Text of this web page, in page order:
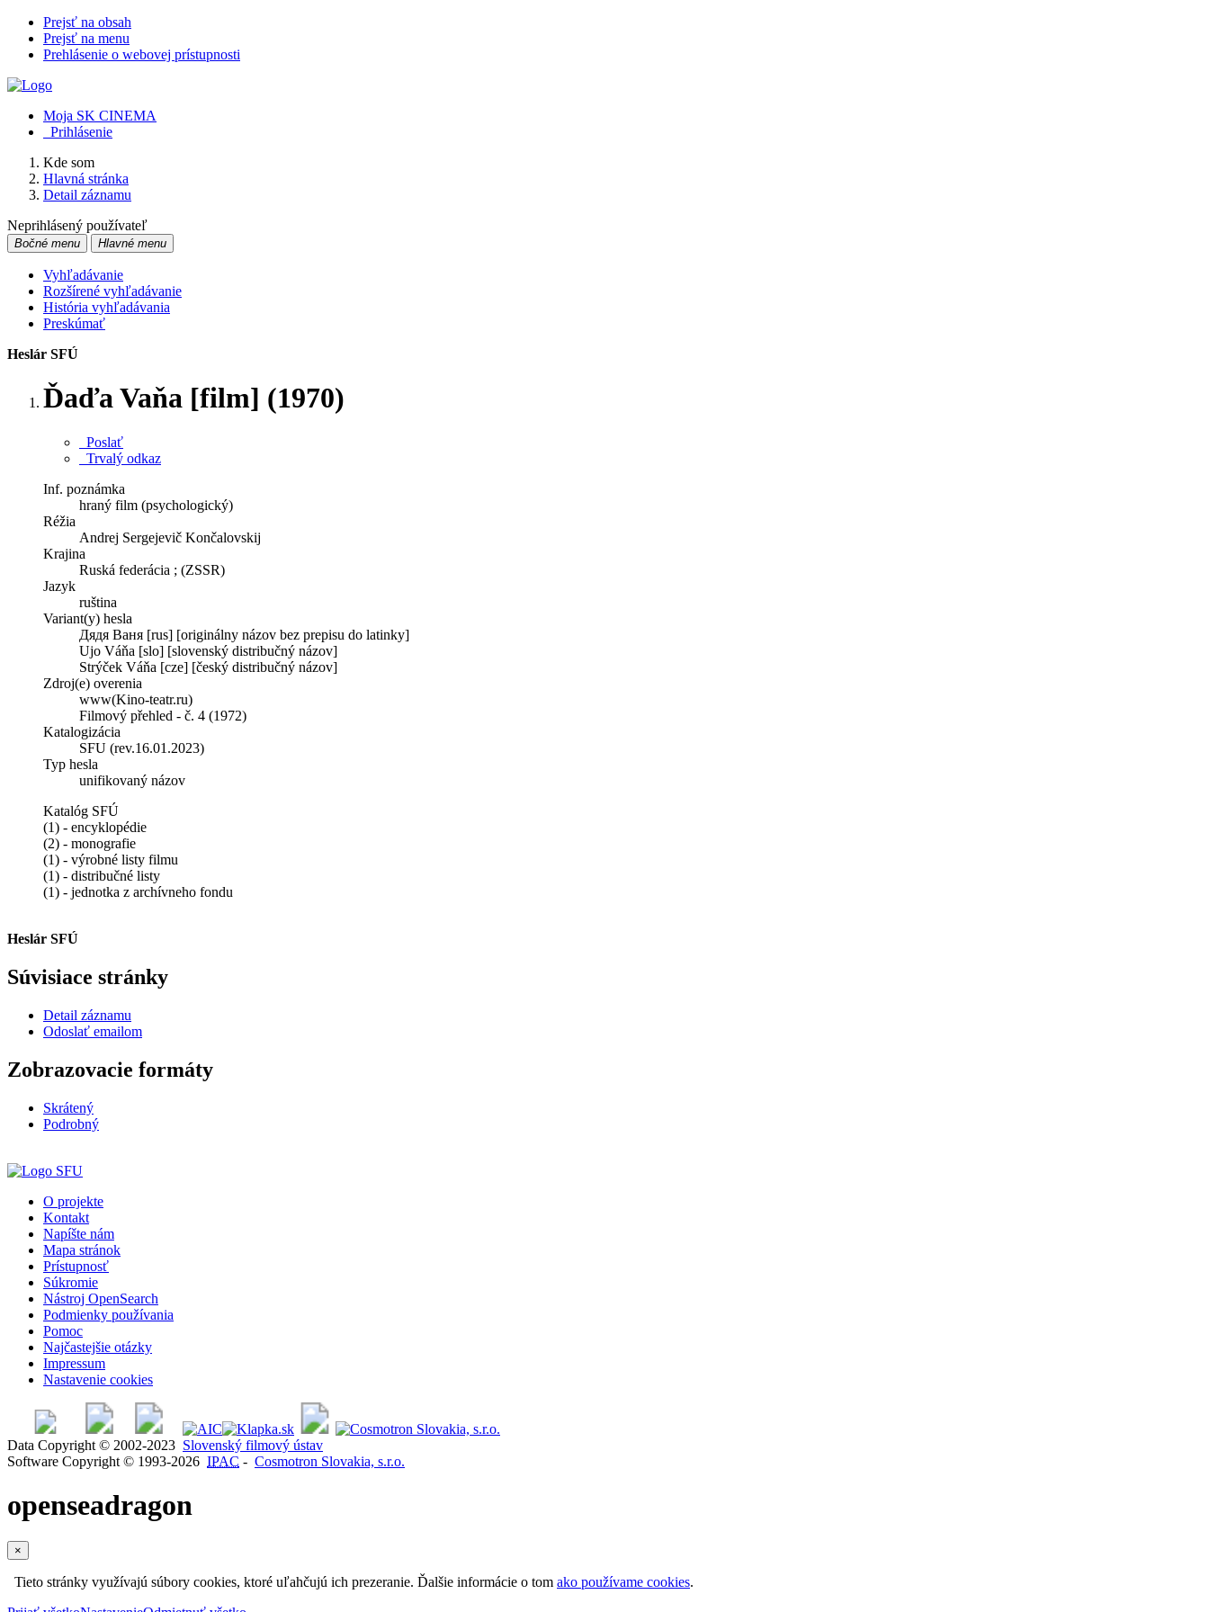
Prejsť na obsah
Prejsť na menu
Prehlásenie o webovej prístupnosti
Moja SK CINEMA
Prihlásenie
Kde som
Hlavná stránka
Detail záznamu
Neprihlásený používateľ
Bočné menu Hlavné menu
Vyhľadávanie
Rozšírené vyhľadávanie
História vyhľadávania
Preskúmať
Heslár SFÚ
Ďaďa Vaňa [film] (1970)
Poslať
Trvalý odkaz
Inf. poznámka
hraný film (psychologický)
Réžia
Andrej Sergejevič Končalovskij
Krajina
Ruská federácia ; (ZSSR)
Jazyk
ruština
Variant(y) hesla
Дядя Ваня [rus] [originálny názov bez prepisu do latinky]
Ujo Váňa [slo] [slovenský distribučný názov]
Strýček Váňa [cze] [český distribučný názov]
Zdroj(e) overenia
www(Kino-teatr.ru)
Filmový přehled - č. 4 (1972)
Katalogizácia
SFU (rev.16.01.2023)
Typ hesla
unifikovaný názov
Katalóg SFÚ
(1) - encyklopédie
(2) - monografie
(1) - výrobné listy filmu
(1) - distribučné listy
(1) - jednotka z archívneho fondu
Heslár SFÚ
Súvisiace stránky
Detail záznamu
Odoslať emailom
Zobrazovacie formáty
Skrátený
Podrobný
O projekte
Kontakt
Napíšte nám
Mapa stránok
Prístupnosť
Súkromie
Nástroj OpenSearch
Podmienky používania
Pomoc
Najčastejšie otázky
Impressum
Nastavenie cookies
Data Copyright © 2002-2023 Slovenský filmový ústav
Software Copyright © 1993-2026 IPAC - Cosmotron Slovakia, s.r.o.
openseadragon
×
Tieto stránky využívajú súbory cookies, ktoré uľahčujú ich prezeranie. Ďalšie informácie o tom ako používame cookies.